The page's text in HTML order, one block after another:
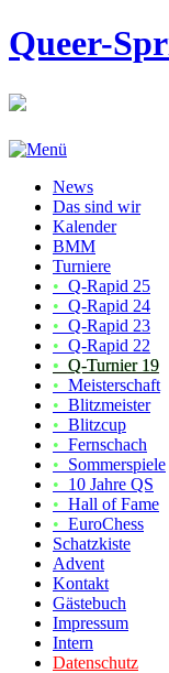
Queer-
News
Das sind wir
Kalender
BMM
Turniere
• Q-Rapid 25
• Q-Rapid 24
• Q-Rapid 23
• Q-Rapid 22
• Q-Turnier 19
• Meisterschaft
• Blitzmeister
• Blitzcup
• Fernschach
• Sommerspiele
• 10 Jahre QS
• Hall of Fame
• EuroChess
Schatzkiste
Advent
Kontakt
Gästebuch
Impressum
Intern
Datenschutz